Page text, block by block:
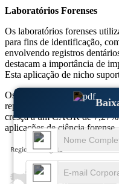
Laboratórios Forenses
Os laboratórios forenses
para fins de identificação,
envolvendo registros
destacam a importância de
Esta aplicação de nicho
Os Laboratórios Forenses
representando 14% do
cresça a um CAGR de
aplicações de ciência forense.